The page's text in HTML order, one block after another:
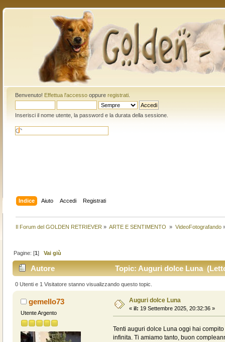
Benvenuto! Effettua l'accessooppure registrati.
Inserisci il nome utente, la password e la durata della sessione.
Indice Aiuto Accedi Registrati
Il Forum del GOLDEN RETRIEVER » ARTE E SENTIMENTO » VideoFotografando
Pagine: [1]Vai giù
Autore Topic: Auguri dolce Luna
0 Utenti e 1 Visitatore stanno visualizzando questo topic.
gemello73
Utente Argento
Auguri dolce Luna
« il: 19 Settembre 2025, 20:32:36 »
Tenti auguri dolce Luna oggi hai
infinita. Ti amiamo tanto, buon